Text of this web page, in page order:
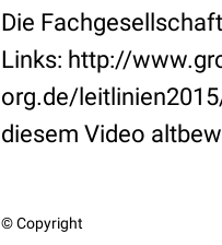
Die
Links: http://
org.de/
diesem Video
© Copyright